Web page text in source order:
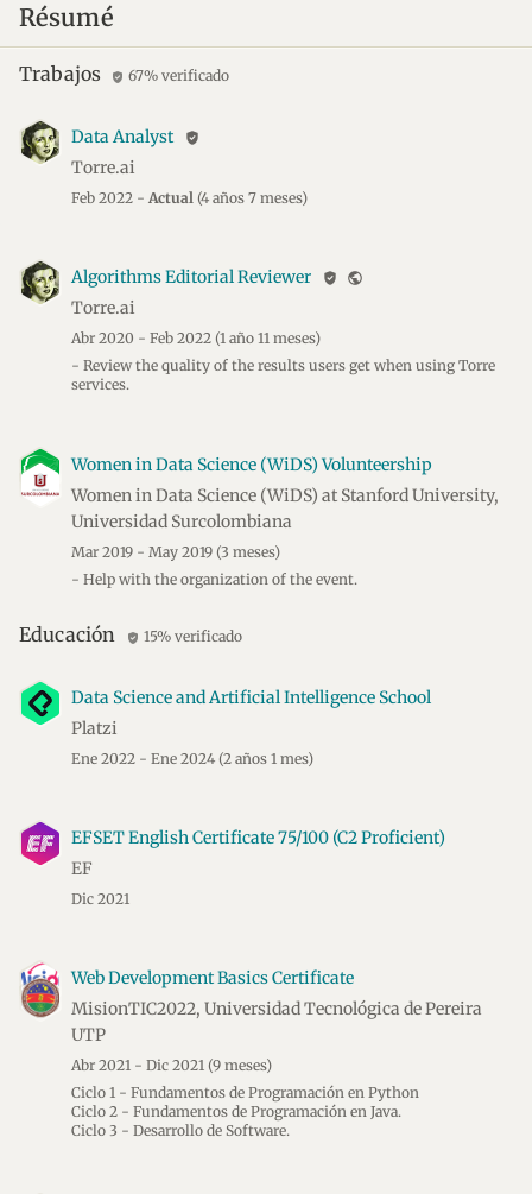
Résumé
Trabajos verified_user 67% verificado
Data Analyst verified_user
Torre.ai
Feb 2022 - Actual (4 años 7 meses)
Algorithms Editorial Reviewer verified_user public
Torre.ai
Abr 2020 - Feb 2022 (1 año 11 meses)
- Review the quality of the results users get when using Torre
services.
Women in Data Science (WiDS) Volunteership
Women in Data Science (WiDS) at Stanford University,
Universidad Surcolombiana
Mar 2019 - May 2019 (3 meses)
- Help with the organization of the event.
Educación verified_user 15% verificado
Data Science and Artificial Intelligence School
Platzi
Ene 2022 - Ene 2024 (2 años 1 mes)
EFSET English Certificate 75/100 (C2 Proficient)
EF
Dic 2021
Web Development Basics Certificate
MisionTIC2022, Universidad Tecnológica de Pereira
UTP
Abr 2021 - Dic 2021 (9 meses)
Ciclo 1 - Fundamentos de Programación en Python
Ciclo 2 - Fundamentos de Programación en Java.
Ciclo 3 - Desarrollo de Software.